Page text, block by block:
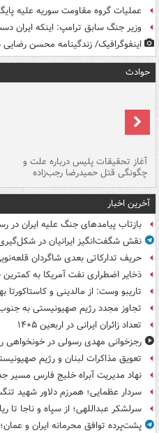
عملیات گروه مقاومت سوریه علیه
وزیر جنگ سابق ترامپ: اینکه ایران
اینفوگرافیک/ زندگینامه محسن
حوادث
آغاز تحقیقات پلیس درباره علت و
چگونگی قتل حمیدرضا رجب‌زاده
آخرین اخبار
بازتاب پیامدهای جنگ علیه ایران در
نقش شگفت‌انگیز ایرانیان در
حریف تدارکاتی بعدی شاگردان
ذخایر اضطراری نفت آمریکا به
تاریبو وست: از مالدینی و کاستاکورتا
تجاوز مجدد رژیم صهیونیستی به
تعداد زائران ایرانی در اربعین ۱۴۰۵
رجزخوانی مهدی رسولی در خونخواهی
تعویق مذاکرات لبنان و رژیم
نهاد مدیریت آبراه خلیج فارس مسیر
سردار عظمایی؛ همرزم دلاور شهید
سرلشکر عبداللهی؛ از سپاه و ناجا
پشت‌پرده توافق محرمانه ایران و